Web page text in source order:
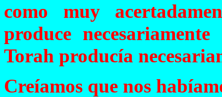
como muy
produce
Torah producía
Creíamos que nos